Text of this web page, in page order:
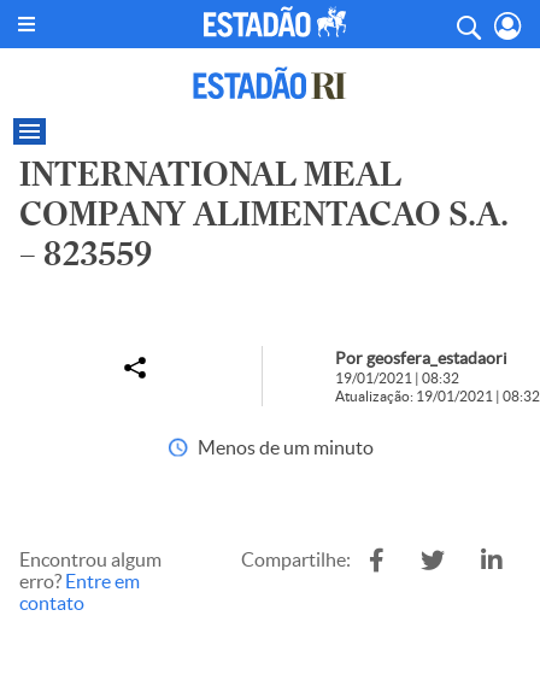
INTERNATIONAL MEAL
COMPANY ALIMENTACAO S.A.
– 823559
Por geosfera_estadaori
19/01/2021 | 08:32
Atualização: 19/01/2021 | 08:32
Menos de um minuto
Encontrou algum
erro? Entre em
contato
Compartilhe: